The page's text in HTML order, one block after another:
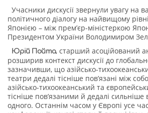
Учасники дискусії звернули увагу на
політичного діалогу на найвищому
Японією – між прем’єр-міністеркою
Президентом України Володимиром
Юрій Пойта, старший асоційований
розширив контекст дискусії до
зазначивши, що азійсько-
театри дедалі тісніше пов’язані між
азійсько-тихоокеанський та
тісніше пов’язаними й дедалі
одного. Останнім часом у Європі усе